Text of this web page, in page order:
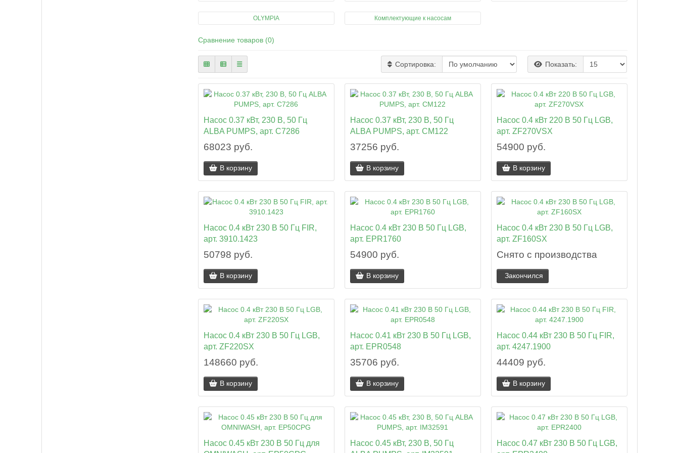
OLYMPIA Комплектующие к насосам
Сравнение товаров (0)
Сортировка: Показать:
Насос 0.37 кВт, 230 В, 50 Гц
ALBA PUMPS, арт. C7286
68023 руб.
В корзину
Насос 0.37 кВт, 230 В, 50 Гц
ALBA PUMPS, арт. CM122
37256 руб.
В корзину
Насос 0.4 кВт 220 В 50 Гц LGB,
арт. ZF270VSX
54900 руб.
В корзину
Насос 0.4 кВт 230 В 50 Гц FIR,
арт. 3910.1423
50798 руб.
В корзину
Насос 0.4 кВт 230 В 50 Гц LGB,
арт. EPR1760
54900 руб.
В корзину
Насос 0.4 кВт 230 В 50 Гц LGB,
арт. ZF160SX
Снято с производства
Закончился
Насос 0.4 кВт 230 В 50 Гц LGB,
арт. ZF220SX
148660 руб.
В корзину
Насос 0.41 кВт 230 В 50 Гц LGB,
арт. EPR0548
35706 руб.
В корзину
Насос 0.44 кВт 230 В 50 Гц FIR,
арт. 4247.1900
44409 руб.
В корзину
Насос 0.45 кВт 230 В 50 Гц для
Насос 0.45 кВт, 230 В, 50 Гц
Насос 0.47 кВт 230 В 50 Гц LGB,